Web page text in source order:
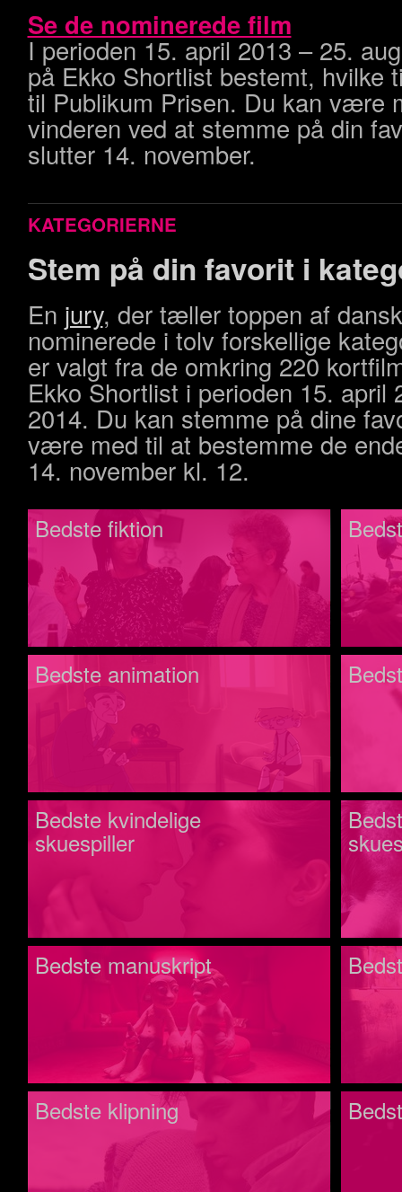
Se de nominerede film
I perioden 15. april 2013 – 25.
på Ekko Shortlist bestemt, hvilke
til Publikum Prisen. Du kan være
vinderen ved at stemme på din
slutter 14. november.
KATEGORIERNE
Stem på din favorit i
En jury, der tæller toppen af
nominerede i tolv forskellige
er valgt fra de omkring 220
Ekko Shortlist i perioden 15. april
2014. Du kan stemme på dine
være med til at bestemme de
14. november kl. 12.
Bedste fiktion
Bedste animation
Bedste kvindelige
skuespiller
Bedste manuskript
Bedste klipning